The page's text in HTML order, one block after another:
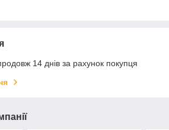
14 днів за рахунок покупця